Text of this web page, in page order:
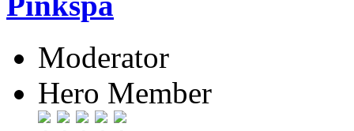
Moderator
Hero Member